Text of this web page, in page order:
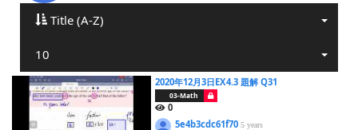
Title (A-Z)
10
2020年12月3日EX4.3 題解 Q31
03-Math
0
5e4b3cdc61f705 years